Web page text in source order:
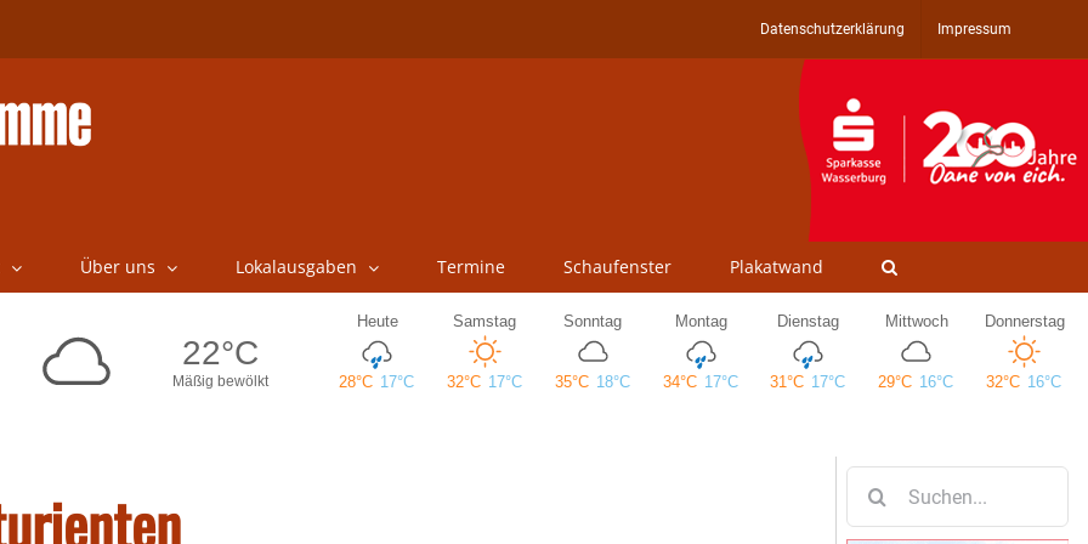
Datenschutzerklärung Impressum
Über uns Lokalausgaben Termine Schaufenster Plakatwand
nach: